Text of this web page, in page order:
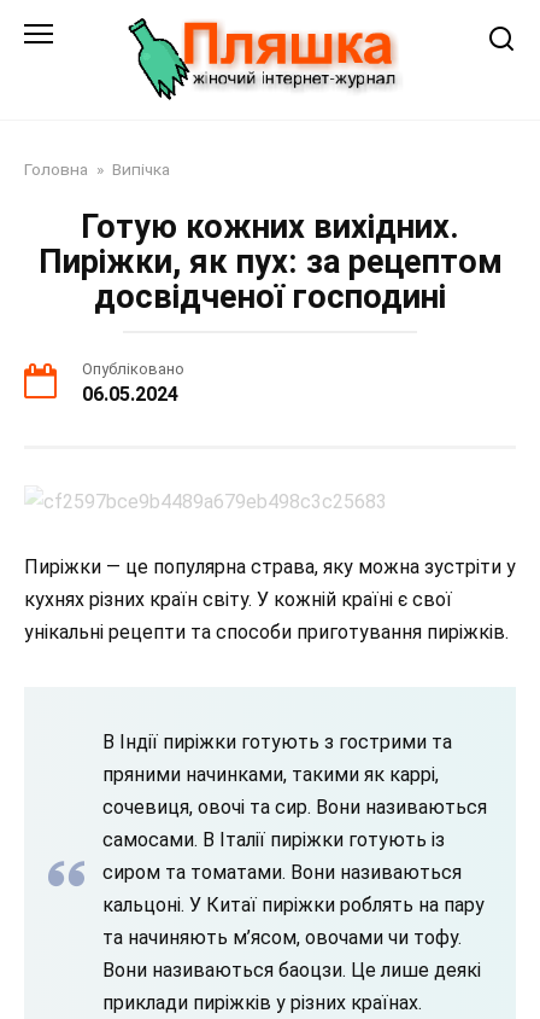
Головна » Випічка
Готую кожних вихідних.
Пиріжки, як пух: за рецептом
досвідченої господині
Опубліковано
06.05.2024
Пиріжки — це популярна страва, яку можна зустріти у
кухнях різних країн світу. У кожній країні є свої
унікальні рецепти та способи приготування пиріжків.
В Індії пиріжки готують з гострими та
пряними начинками, такими як каррі,
сочевиця, овочі та сир. Вони називаються
самосами. В Італії пиріжки готують із
сиром та томатами. Вони називаються
кальцоні. У Китаї пиріжки роблять на пару
та начиняють м’ясом, овочами чи тофу.
Вони називаються баоцзи. Це лише деякі
приклади пиріжків у різних країнах.